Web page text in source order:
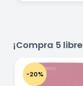
¡Compra 5
-20%